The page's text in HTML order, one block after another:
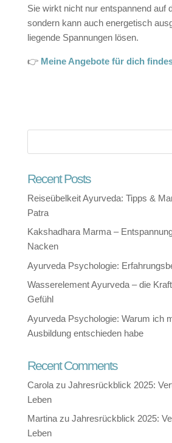
Sie wirkt nicht nur entspannend auf
sondern kann auch energetisch
liegende Spannungen lösen.
👉 Meine Angebote für dich
Recent Posts
Reiseübelkeit Ayurveda: Tipps &
Patra
Kakshadhara Marma –
Nacken
Ayurveda Psychologie:
Wasserelement Ayurveda – die
Gefühl
Ayurveda Psychologie: Warum ich
Ausbildung entschieden habe
Recent Comments
Carolazu Jahresrückblick 2025:
Leben
Martinazu Jahresrückblick 2025:
Leben